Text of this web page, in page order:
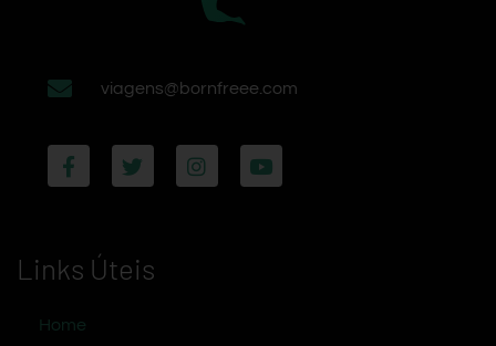
viagens@bornfreee.com
Links Úteis
Home